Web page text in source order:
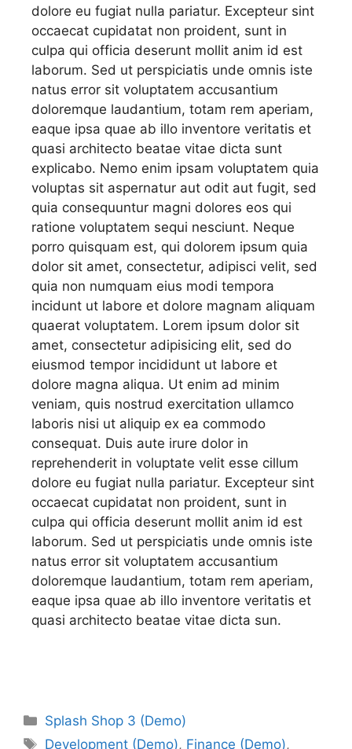
dolore eu fugiat nulla pariatur. Excepteur sint
occaecat cupidatat non proident, sunt in
culpa qui officia deserunt mollit anim id est
laborum. Sed ut perspiciatis unde omnis iste
natus error sit voluptatem accusantium
doloremque laudantium, totam rem aperiam,
eaque ipsa quae ab illo inventore veritatis et
quasi architecto beatae vitae dicta sunt
explicabo. Nemo enim ipsam voluptatem quia
voluptas sit aspernatur aut odit aut fugit, sed
quia consequuntur magni dolores eos qui
ratione voluptatem sequi nesciunt. Neque
porro quisquam est, qui dolorem ipsum quia
dolor sit amet, consectetur, adipisci velit, sed
quia non numquam eius modi tempora
incidunt ut labore et dolore magnam aliquam
quaerat voluptatem. Lorem ipsum dolor sit
amet, consectetur adipisicing elit, sed do
eiusmod tempor incididunt ut labore et
dolore magna aliqua. Ut enim ad minim
veniam, quis nostrud exercitation ullamco
laboris nisi ut aliquip ex ea commodo
consequat. Duis aute irure dolor in
reprehenderit in voluptate velit esse cillum
dolore eu fugiat nulla pariatur. Excepteur sint
occaecat cupidatat non proident, sunt in
culpa qui officia deserunt mollit anim id est
laborum. Sed ut perspiciatis unde omnis iste
natus error sit voluptatem accusantium
doloremque laudantium, totam rem aperiam,
eaque ipsa quae ab illo inventore veritatis et
quasi architecto beatae vitae dicta sun.
Splash Shop 3 (Demo)
Development (Demo), Finance (Demo),